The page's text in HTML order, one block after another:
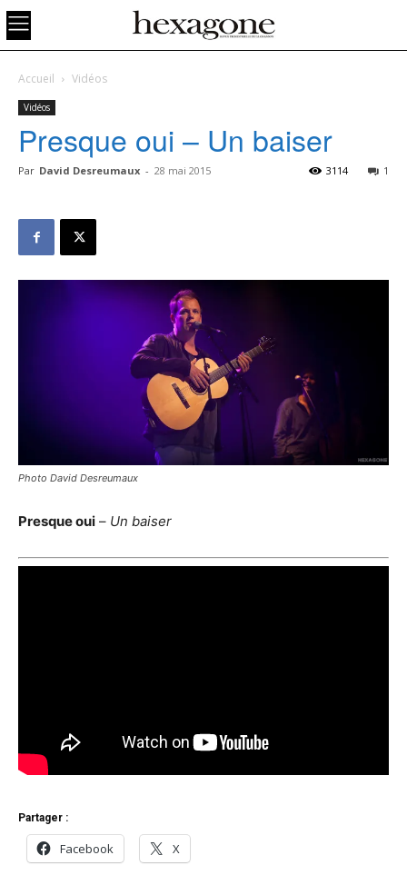
Accueil Vidéos
Vidéos
Presque oui – Un baiser
Par David Desreumaux - 28 mai 2015 1
3114
Photo David Desreumaux
Presque oui – Un baiser
Partager :
Facebook X